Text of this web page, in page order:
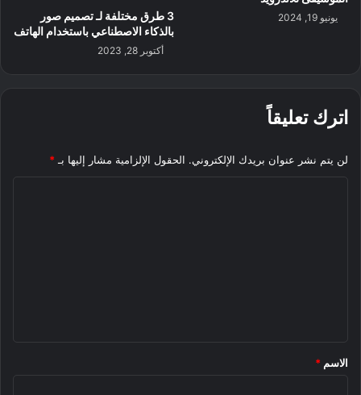
يونيو 19, 2024
3 طرق مختلفة لـ تصميم صور
بالذكاء الاصطناعي باستخدام الهاتف
أكتوبر 28, 2023
اترك تعليقاً
لن يتم نشر عنوان بريدك الإلكتروني. الحقول الإلزامية مشار إليها بـ *
*
الاسم *